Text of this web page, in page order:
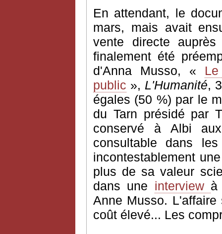
En attendant, le
mars, mais avait
vente directe
finalement été
d'Anna Musso, «
public », L'Humanité,
égales (50 %) par le
du Tarn présidé par
conservé à Albi
consultable dans
incontestablement
plus de sa valeur
dans une interview
Anne Musso.
coût élevé... Les